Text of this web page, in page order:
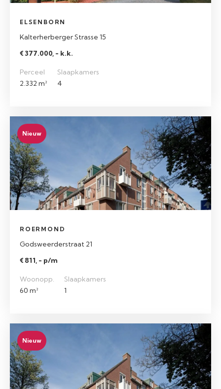
ELSENBORN
Kalterherberger Strasse 15
€ 377.000, - k.k.
Perceel
2.332 m²
Slaapkamers
4
Nieuw
ROERMOND
Godsweerderstraat 21
€ 811, - p/m
Woonopp.
60 m²
Slaapkamers
1
Nieuw